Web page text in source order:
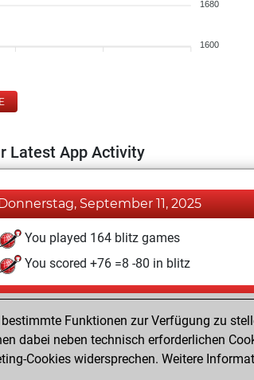
1680
1600
Latest App Activity
September 11, 2025
You played 164 blitz games
You scored +76 =8 -80 in blitz
März 23, 2025
You played 236 bullet games
You scored +106 =7 -123 in bullet
Funktionen zur Verfügung zu
dabei neben technisch erforderlichen
Cookies widersprechen. Weitere